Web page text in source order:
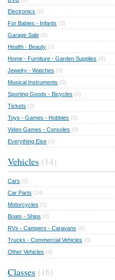
Electronics (0)
For Babies - Infants (0)
Garage Sale (0)
Health - Beauty (0)
Home - Furniture - Garden Supplies (0)
Jewelry - Watches (0)
Musical Instruments (0)
Sporting Goods - Bicycles (0)
Tickets (0)
Toys - Games - Hobbies (0)
Video Games - Consoles (0)
Everything Else (0)
Vehicles (14)
Cars (0)
Car Parts (14)
Motorcycles (0)
Boats - Ships (0)
RVs - Campers - Caravans (0)
Trucks - Commercial Vehicles (0)
Other Vehicles (0)
Classes (16)